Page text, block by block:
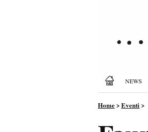
NEWS
Home>Eventi>